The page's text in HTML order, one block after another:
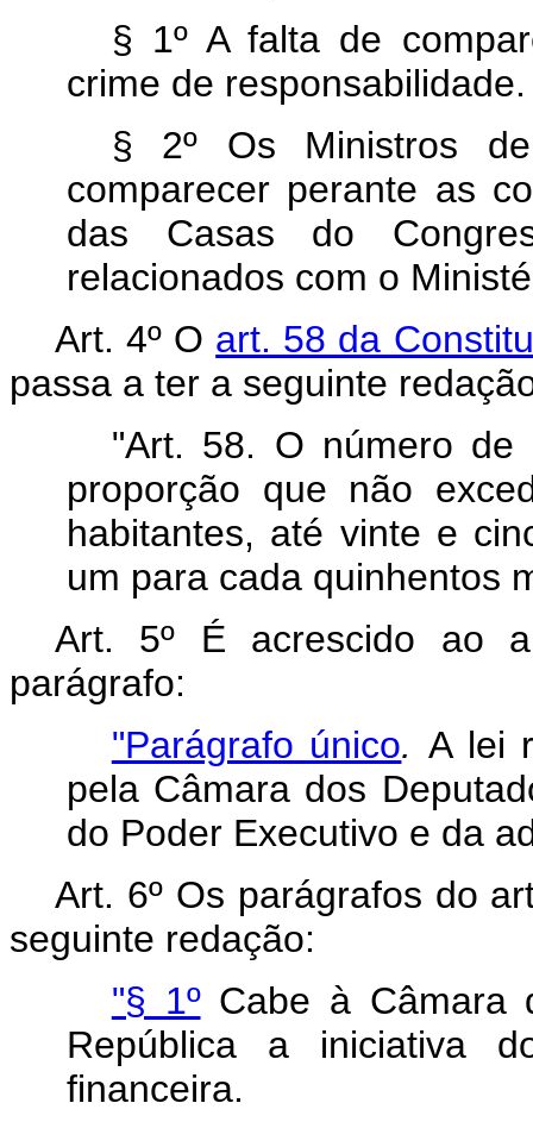
§ 1º A falta de
crime de responsabilidade.
§ 2º Os Ministros
comparecer perante as
das Casas do
relacionados com o
Art. 4º O art. 58 da
passa a ter a seguinte
"Art. 58. O número de
proporção que não
habitantes, até vinte e
um para cada quinhentos
Art. 5º É acrescido ao
parágrafo:
"Parágrafo único.A lei
pela Câmara dos
do Poder Executivo e da
Art. 6º Os parágrafos do
seguinte redação:
"§ 1ºCabe à Câmara
República a iniciativa
financeira.